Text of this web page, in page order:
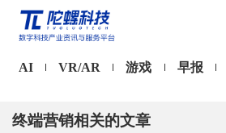
AI VR/AR 游戏 早报
终端营销相关的文章